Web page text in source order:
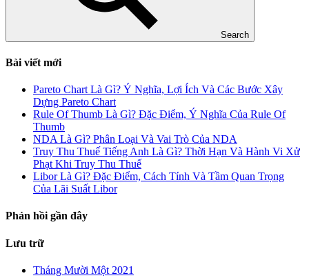
Search
Bài viết mới
Pareto Chart Là Gì? Ý Nghĩa, Lợi Ích Và Các Bước Xây
Dựng Pareto Chart
Rule Of Thumb Là Gì? Đặc Điểm, Ý Nghĩa Của Rule Of
Thumb
NDA Là Gì? Phân Loại Và Vai Trò Của NDA
Truy Thu Thuế Tiếng Anh Là Gì? Thời Hạn Và Hành Vi Xử
Phạt Khi Truy Thu Thuế
Libor Là Gì? Đặc Điểm, Cách Tính Và Tầm Quan Trọng
Của Lãi Suất Libor
Phản hồi gần đây
Lưu trữ
Tháng Mười Một 2021